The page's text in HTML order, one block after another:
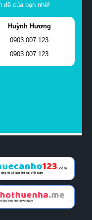
đề của bạn nhé!
Huỳnh Hương
0903.007.123
0903.007.123